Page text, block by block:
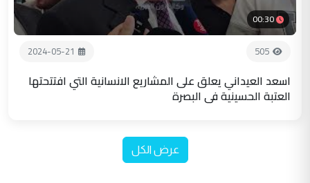
00:30
505
2024-05-21
اسعد العيداني يعلق على المشاريع الانسانية التي افتتحتها
العتبة الحسينية في البصرة
عرض الكل